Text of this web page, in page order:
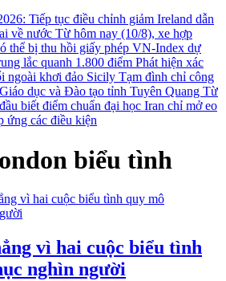
Tiếp tục điều chỉnh giảm Ireland dẫn
về nước Từ hôm nay (10/8), xe hợp
thể bị thu hồi giấy phép VN-Index dự
lắc quanh 1.800 điểm Phát hiện xác
ngoài khơi đảo Sicily Tạm đình chỉ công
dục và Đào tạo tỉnh Tuyên Quang Từ
biết điểm chuẩn đại học Iran chỉ mở eo
ứng các điều kiện
biểu tình
vì hai cuộc biểu tình
nghìn người